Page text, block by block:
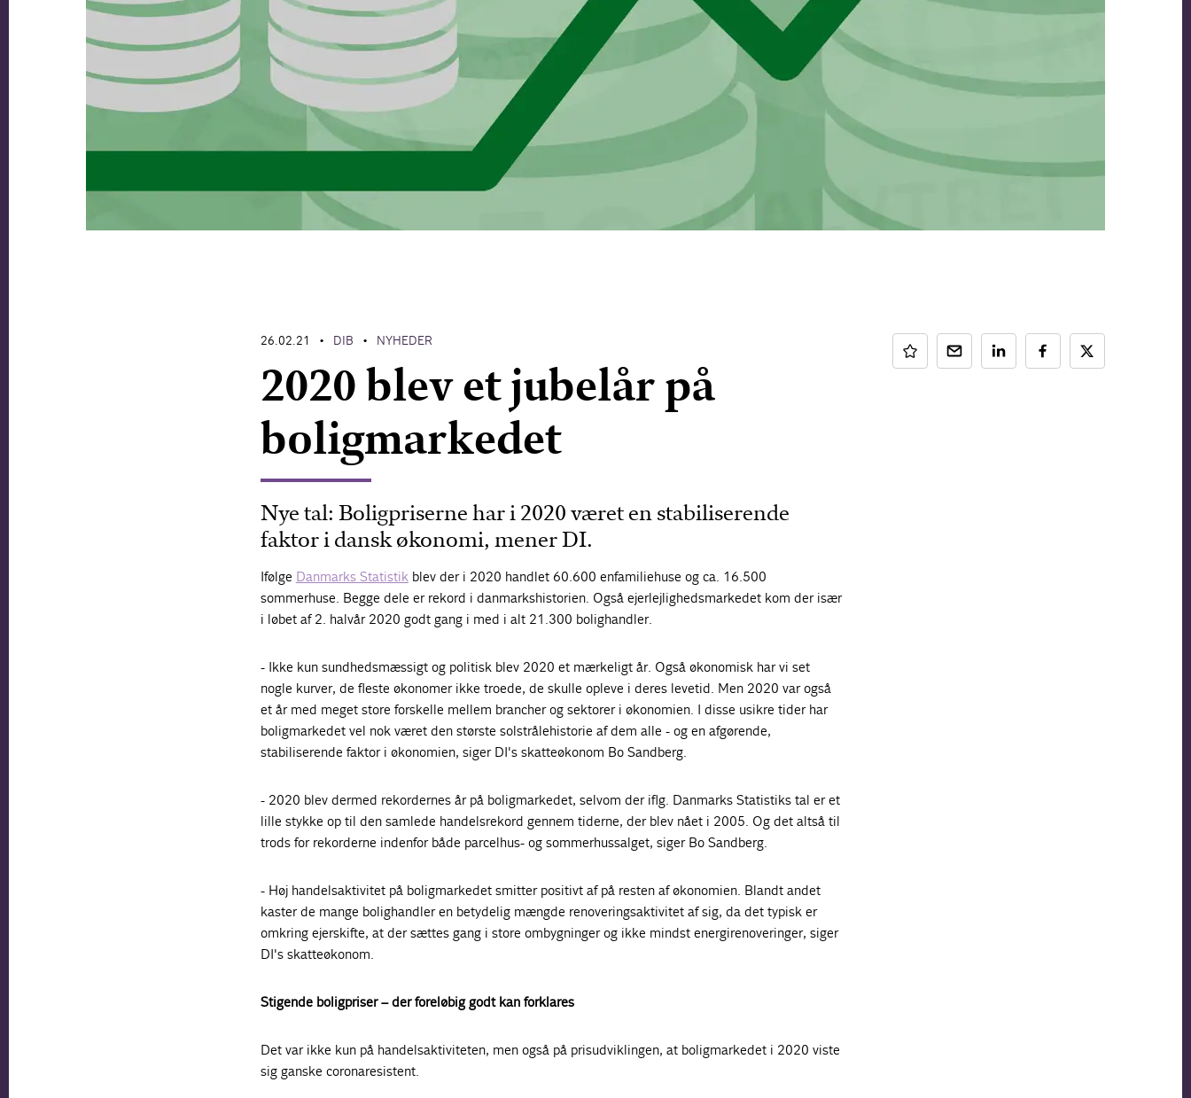
26.02.21 • DIB • NYHEDER
2020 blev et jubelår på
boligmarkedet
Nye tal: Boligpriserne har i 2020 været en stabiliserende
faktor i dansk økonomi, mener DI.
Ifølge Danmarks Statistikblev der i 2020 handlet 60.600 enfamiliehuse og ca. 16.500
sommerhuse. Begge dele er rekord i danmarkshistorien. Også ejerlejlighedsmarkedet kom der især
i løbet af 2. halvår 2020 godt gang i med i alt 21.300 bolighandler.
- Ikke kun sundhedsmæssigt og politisk blev 2020 et mærkeligt år. Også økonomisk har vi set
nogle kurver, de fleste økonomer ikke troede, de skulle opleve i deres levetid. Men 2020 var også
et år med meget store forskelle mellem brancher og sektorer i økonomien. I disse usikre tider har
boligmarkedet vel nok været den største solstrålehistorie af dem alle - og en afgørende,
stabiliserende faktor i økonomien, siger DI's skatteøkonom Bo Sandberg.
- 2020 blev dermed rekordernes år på boligmarkedet, selvom der iflg. Danmarks Statistiks tal er et
lille stykke op til den samlede handelsrekord gennem tiderne, der blev nået i 2005. Og det altså til
trods for rekorderne indenfor både parcelhus- og sommerhussalget, siger Bo Sandberg.
- Høj handelsaktivitet på boligmarkedet smitter positivt af på resten af økonomien. Blandt andet
kaster de mange bolighandler en betydelig mængde renoveringsaktivitet af sig, da det typisk er
omkring ejerskifte, at der sættes gang i store ombygninger og ikke mindst energirenoveringer, siger
DI's skatteøkonom.
Stigende boligpriser – der foreløbig godt kan forklares
Det var ikke kun på handelsaktiviteten, men også på prisudviklingen, at boligmarkedet i 2020 viste
sig ganske coronaresistent.